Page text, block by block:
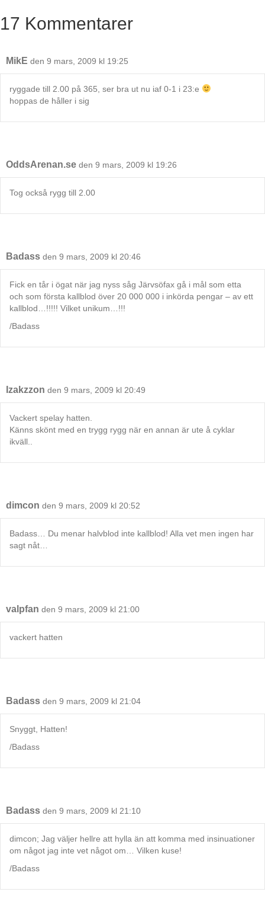
17 Kommentarer
MikE den 9 mars, 2009 kl 19:25
ryggade till 2.00 på 365, ser bra ut nu iaf 0-1 i 23:e
hoppas de håller i sig
OddsArenan.se den 9 mars, 2009 kl 19:26
Tog också rygg till 2.00
Badass den 9 mars, 2009 kl 20:46
Fick en tår i ögat när jag nyss såg Järvsöfax gå i mål som etta
och som första kallblod över 20 000 000 i inkörda pengar – av ett
kallblod…!!!!! Vilket unikum…!!!
/Badass
Izakzzon den 9 mars, 2009 kl 20:49
Vackert spelay hatten.
Känns skönt med en trygg rygg när en annan är ute å cyklar
ikväll..
dimcon den 9 mars, 2009 kl 20:52
Badass… Du menar halvblod inte kallblod! Alla vet men ingen har
sagt nåt…
valpfan den 9 mars, 2009 kl 21:00
vackert hatten
Badass den 9 mars, 2009 kl 21:04
Snyggt, Hatten!
/Badass
Badass den 9 mars, 2009 kl 21:10
dimcon; Jag väljer hellre att hylla än att komma med insinuationer
om något jag inte vet något om… Vilken kuse!
/Badass